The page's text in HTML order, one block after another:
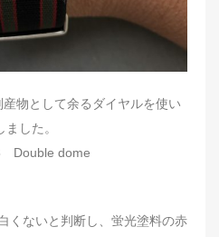
物として余るダイヤルを使い
した。
Double dome
くないと判断し、蛍光塗料の赤